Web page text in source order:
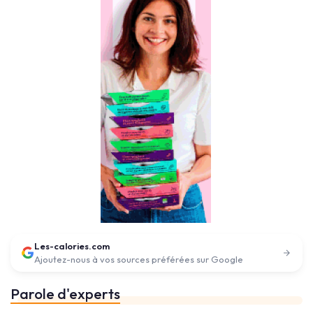
Les-calories.com
Ajoutez-nous à vos sources préférées sur Google
Parole d'experts